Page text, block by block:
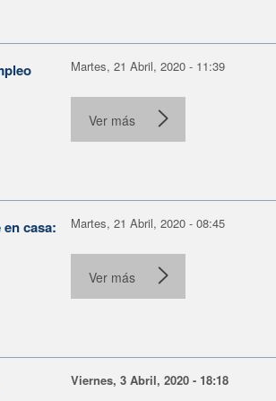
Martes, 21 Abril, 2020 - 11:39
Ver más
casa:
Martes, 21 Abril, 2020 - 08:45
Ver más
Viernes, 3 Abril, 2020 - 18:18